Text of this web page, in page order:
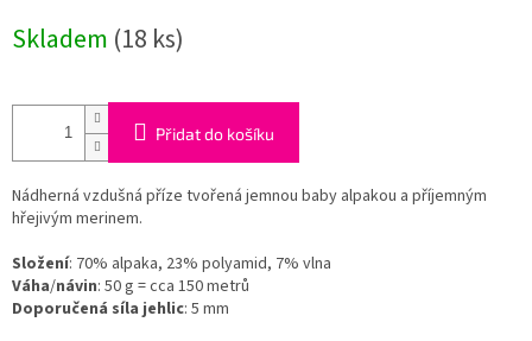
cena:
Skladem (18 ks)
Přidat do košíku
Nádherná vzdušná příze tvořená jemnou baby alpakou a příjemným
hřejivým merinem.
Složení: 70% alpaka, 23% polyamid, 7% vlna
Váha/návin: 50 g = cca 150 metrů
Doporučená síla jehlic: 5 mm